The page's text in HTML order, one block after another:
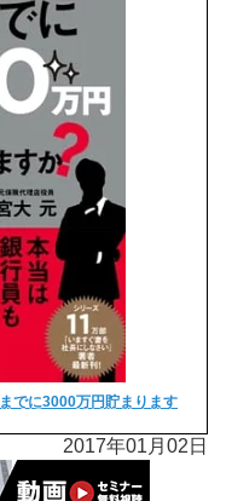
でに3000万円貯まります
2017年01月02日